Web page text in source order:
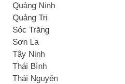
Quảng Ninh
Quảng Trị
Sóc Trăng
Sơn La
Tây Ninh
Thái Bình
Thái Nguyên